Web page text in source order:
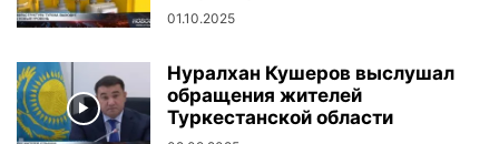
01.10.2025
Нуралхан Кушеров выслушал
обращения жителей
Туркестанской области